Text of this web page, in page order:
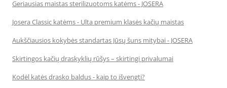
Geriausias maistas sterilizuotoms katėms - JOSERA
Josera Classic katėms - Ulta premium klasės kačių maistas
Aukščiausios kokybės standartas Jūsų šuns mitybai - JOSERA
Skirtingos kačių draskyklių rūšys – skirtingi privalumai
Kodėl katės drasko baldus - kaip to išvengti?